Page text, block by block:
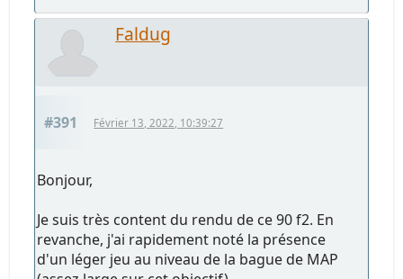
Faldug
#391 Février 13, 2022, 10:39:27
Bonjour,
Je suis très content du rendu de ce 90 f2. En
revanche, j'ai rapidement noté la présence
d'un léger jeu au niveau de la bague de MAP